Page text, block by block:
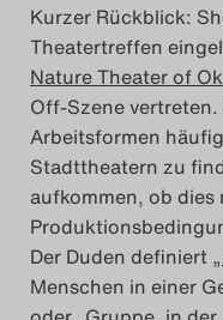
Das
Das
Das
Kurzer Rückblick:
Theatertreffen
Nature Theater of
Off-Szene vertreten.
Arbeitsformen
Stadttheatern zu
aufkommen, ob
Der Duden definiert „
Menschen in einer